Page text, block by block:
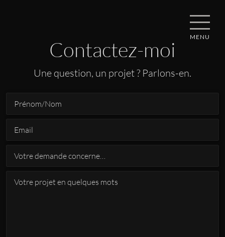
MENU
Contactez-moi
Une question, un projet ? Parlons-en.